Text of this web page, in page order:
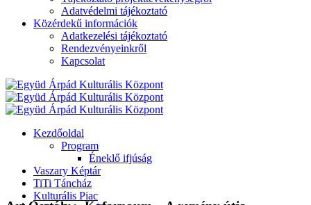
Adatvédelmi tájékoztató
Közérdekű információk
Adatkezelési tájékoztató
Rendezvényeinkről
Kapcsolat
Kezdőoldal
Program
Éneklő ifjúság
Vaszary Képtár
TiTi Táncház
Kulturális Piac